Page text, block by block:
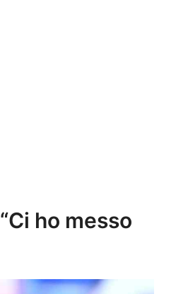
ho messo